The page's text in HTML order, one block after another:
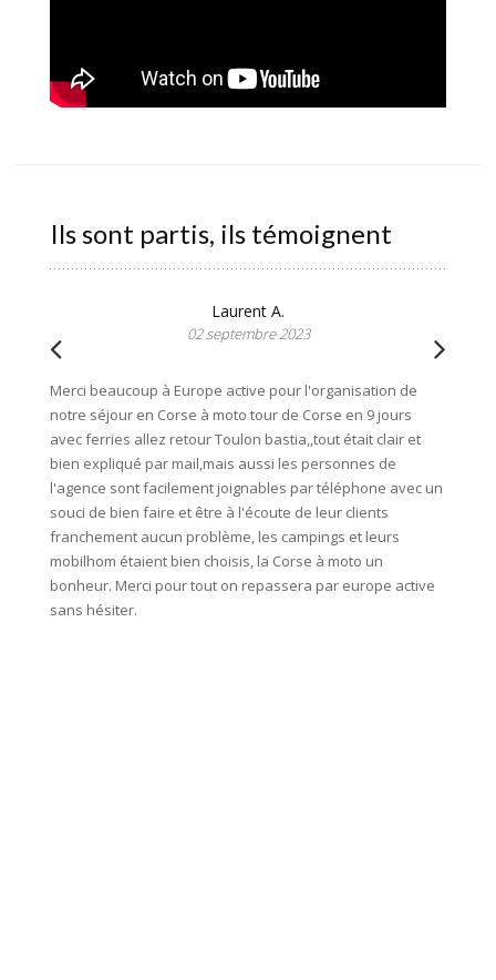
Ils sont partis, ils témoignent
Laurent A.
02 septembre 2023
Merci beaucoup à Europe active pour l'organisation de
notre séjour en Corse à moto tour de Corse en 9 jours
avec ferries allez retour Toulon bastia,,tout était clair et
bien expliqué par mail,mais aussi les personnes de
l'agence sont facilement joignables par téléphone avec un
souci de bien faire et être à l'écoute de leur clients
franchement aucun problème, les campings et leurs
mobilhom étaient bien choisis, la Corse à moto un
bonheur. Merci pour tout on repassera par europe active
sans hésiter.